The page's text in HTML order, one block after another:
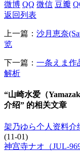
微博 QQ 微信 豆瓣
返回列表
上一篇： 沙月恵奈
览
下一篇： 一条えま作
解析
“山崎水爱（
介绍” 的相关文章
架乃ゆら个人资料介
(11-01)
神宫寺ナオ（JUL-